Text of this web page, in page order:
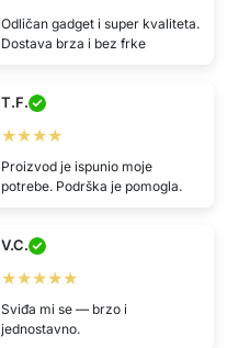
Odličan gadget i super kvaliteta.
Dostava brza i bez frke
T.F.
★★★★
Proizvod je ispunio moje
potrebe. Podrška je pomogla.
V.C.
★★★★★
Sviđa mi se — brzo i
jednostavno.